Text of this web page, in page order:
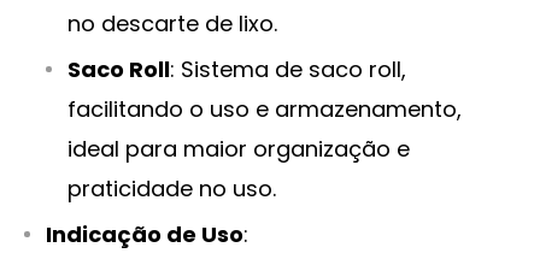
no descarte de lixo.
Saco Roll: Sistema de saco roll,
facilitando o uso e armazenamento,
ideal para maior organização e
praticidade no uso.
Indicação de Uso: